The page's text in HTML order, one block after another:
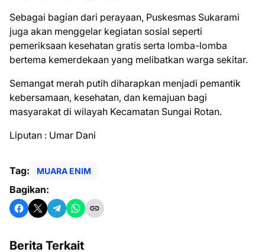
Sebagai bagian dari perayaan, Puskesmas Sukarami
juga akan menggelar kegiatan sosial seperti
pemeriksaan kesehatan gratis serta lomba-lomba
bertema kemerdekaan yang melibatkan warga sekitar.
Semangat merah putih diharapkan menjadi pemantik
kebersamaan, kesehatan, dan kemajuan bagi
masyarakat di wilayah Kecamatan Sungai Rotan.
Liputan : Umar Dani
Tag: MUARA ENIM
Bagikan:
Berita Terkait